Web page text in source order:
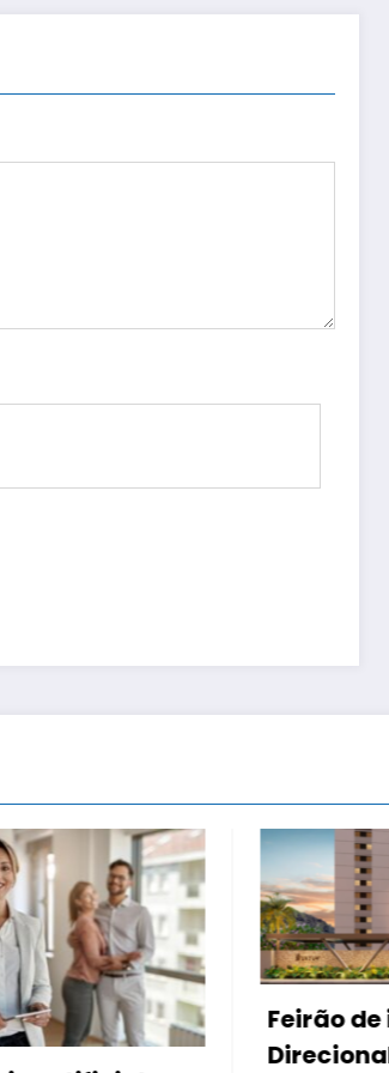
Feirão de imóveis da
Direcional e Riva oferece